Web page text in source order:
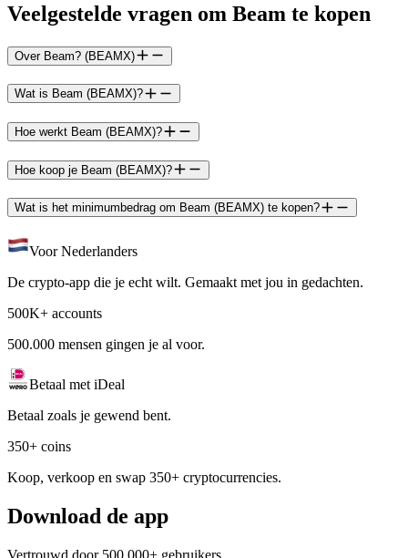
Veelgestelde vragen om Beam te kopen
Over Beam? (BEAMX)
Wat is Beam (BEAMX)?
Hoe werkt Beam (BEAMX)?
Hoe koop je Beam (BEAMX)?
Wat is het minimumbedrag om Beam (BEAMX) te kopen?
Voor Nederlanders
De crypto-app die je echt wilt. Gemaakt met jou in gedachten.
500K+ accounts
500.000 mensen gingen je al voor.
Betaal met iDeal
Betaal zoals je gewend bent.
350+ coins
Koop, verkoop en swap 350+ cryptocurrencies.
Download de app
Vertrouwd door 500.000+ gebruikers.